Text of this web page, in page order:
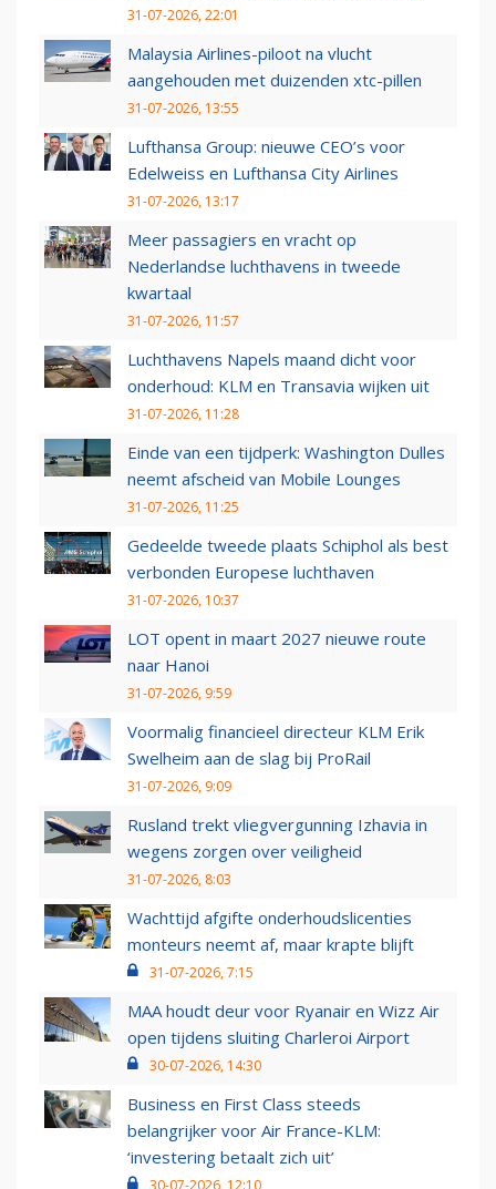
31-07-2026, 22:01
Malaysia Airlines-piloot na vlucht
aangehouden met duizenden xtc-pillen
31-07-2026, 13:55
Lufthansa Group: nieuwe CEO’s voor
Edelweiss en Lufthansa City Airlines
31-07-2026, 13:17
Meer passagiers en vracht op
Nederlandse luchthavens in tweede
kwartaal
31-07-2026, 11:57
Luchthavens Napels maand dicht voor
onderhoud: KLM en Transavia wijken uit
31-07-2026, 11:28
Einde van een tijdperk: Washington Dulles
neemt afscheid van Mobile Lounges
31-07-2026, 11:25
Gedeelde tweede plaats Schiphol als best
verbonden Europese luchthaven
31-07-2026, 10:37
LOT opent in maart 2027 nieuwe route
naar Hanoi
31-07-2026, 9:59
Voormalig financieel directeur KLM Erik
Swelheim aan de slag bij ProRail
31-07-2026, 9:09
Rusland trekt vliegvergunning Izhavia in
wegens zorgen over veiligheid
31-07-2026, 8:03
Wachttijd afgifte onderhoudslicenties
monteurs neemt af, maar krapte blijft
31-07-2026, 7:15
MAA houdt deur voor Ryanair en Wizz Air
open tijdens sluiting Charleroi Airport
30-07-2026, 14:30
Business en First Class steeds
belangrijker voor Air France-KLM:
‘investering betaalt zich uit’
30-07-2026, 12:10